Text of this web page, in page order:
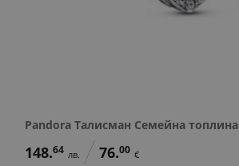
Pandora Талисман Семейна топлина
148.64 лв. 76.00 €